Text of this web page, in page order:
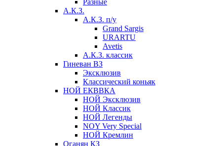
Разные
А.К.З.
А.К.З. п/у
Grand Sargis
URARTU
Avetis
А.К.З. классик
Гиневан ВЗ
Эксклюзив
Классический коньяк
НОЙ ЕКВВКА
НОЙ Эксклюзив
НОЙ Классик
НОЙ Легенды
NOY Very Speсial
НОЙ Кремлин
Оганян КЗ